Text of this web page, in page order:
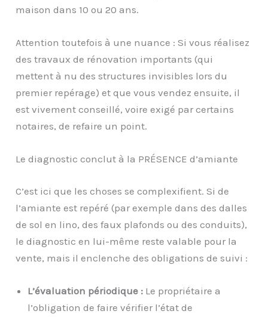
maison dans 10 ou 20 ans.
Attention toutefois à une nuance : Si vous réalisez
des travaux de rénovation importants (qui
mettent à nu des structures invisibles lors du
premier repérage) et que vous vendez ensuite, il
est vivement conseillé, voire exigé par certains
notaires, de refaire un point.
Le diagnostic conclut à la PRÉSENCE d’amiante
C’est ici que les choses se complexifient. Si de
l’amiante est repéré (par exemple dans des dalles
de sol en lino, des faux plafonds ou des conduits),
le diagnostic en lui-même reste valable pour la
vente, mais il enclenche des obligations de suivi :
L’évaluation périodique : Le propriétaire a
l’obligation de faire vérifier l’état de